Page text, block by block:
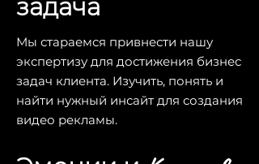
задача
Мы стараемся привнести нашу
экспертизу для достижения бизнес
задач клиента. Изучить, понять и
найти нужный инсайт для создания
видео рекламы.